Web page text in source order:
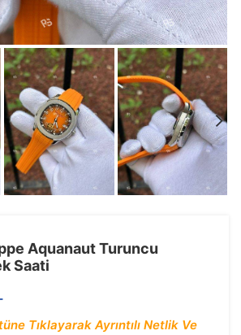
Aquanaut Turuncu
Saati
Tıklayarak Ayrıntılı Netlik Ve